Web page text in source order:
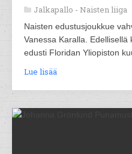
Jalkapallo - Naisten liiga
Naisten edustusjoukkue
Vanessa Karalla.
edusti Floridan Yliopiston
Lue lisää